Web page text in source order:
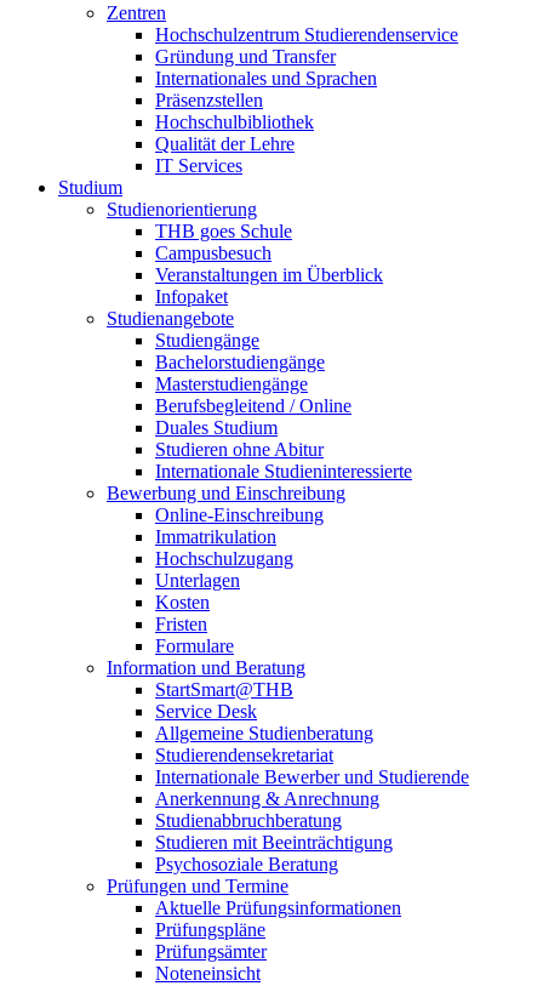
Zentren
Hochschulzentrum Studierendenservice
Gründung und Transfer
Internationales und Sprachen
Präsenzstellen
Hochschulbibliothek
Qualität der Lehre
IT Services
Studium
Studienorientierung
THB goes Schule
Campusbesuch
Veranstaltungen im Überblick
Infopaket
Studienangebote
Studiengänge
Bachelorstudiengänge
Masterstudiengänge
Berufsbegleitend / Online
Duales Studium
Studieren ohne Abitur
Internationale Studieninteressierte
Bewerbung und Einschreibung
Online-Einschreibung
Immatrikulation
Hochschulzugang
Unterlagen
Kosten
Fristen
Formulare
Information und Beratung
StartSmart@THB
Service Desk
Allgemeine Studienberatung
Studierendensekretariat
Internationale Bewerber und Studierende
Anerkennung & Anrechnung
Studienabbruchberatung
Studieren mit Beeinträchtigung
Psychosoziale Beratung
Prüfungen und Termine
Aktuelle Prüfungsinformationen
Prüfungspläne
Prüfungsämter
Noteneinsicht